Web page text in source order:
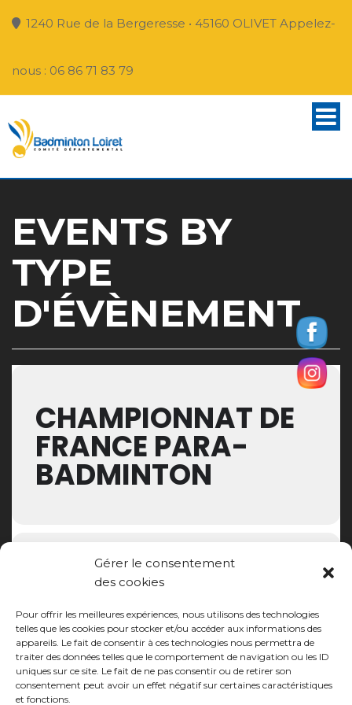
Gérer le consentement
des cookies
Pour offrir les meilleures expériences, nous utilisons des technologies
telles que les cookies pour stocker et/ou accéder aux informations des
appareils. Le fait de consentir à ces technologies nous permettra de
traiter des données telles que le comportement de navigation ou les ID
uniques sur ce site. Le fait de ne pas consentir ou de retirer son
consentement peut avoir un effet négatif sur certaines caractéristiques
et fonctions.
1240 Rue de la Bergeresse • 45160 OLIVET Appelez-
nous : 06 86 71 83 79
EVENTS BY
TYPE
D'ÉVÈNEMENT
CHAMPIONNAT DE
FRANCE PARA-
BADMINTON
UPCOMING EVENTS
NO EVENTS